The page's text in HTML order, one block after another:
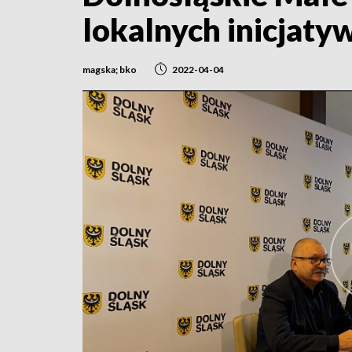
lokalnych
magska; bko 2022-04-04